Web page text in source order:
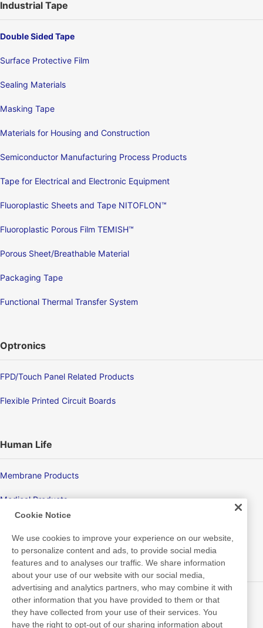
Industrial Tape
Double Sided Tape
Surface Protective Film
Sealing Materials
Masking Tape
Materials for Housing and Construction
Semiconductor Manufacturing Process Products
Tape for Electrical and Electronic Equipment
Fluoroplastic Sheets and Tape NITOFLON™
Fluoroplastic Porous Film TEMISH™
Porous Sheet/Breathable Material
Packaging Tape
Functional Thermal Transfer System
Optronics
FPD/Touch Panel Related Products
Flexible Printed Circuit Boards
Human Life
Membrane Products
Medical Products
New Products/Technologies
Flex Sensing
Electric Debonding Tape
Cookie Notice
We use cookies to improve your experience on our website,
to personalize content and ads, to provide social media
features and to analyses our traffic. We share information
about your use of our website with our social media,
advertising and analytics partners, who may combine it with
other information that you have provided to them or that
they have collected from your use of their services. You
have the right to opt-out of our sharing information about